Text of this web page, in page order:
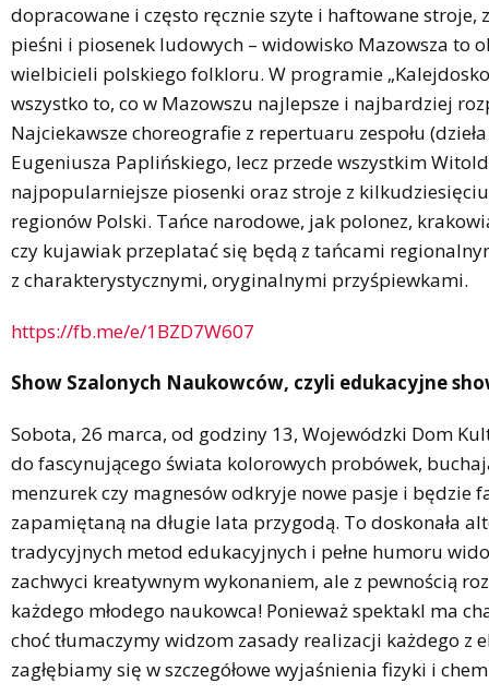
dopracowane i często ręcznie szyte i haftowane stroje,
pieśni i piosenek ludowych – widowisko Mazowsza to
wielbicieli polskiego folkloru. W programie
wszystko to, co w Mazowszu najlepsze i najbardziej
Najciekawsze choreografie z repertuaru zespołu
Eugeniusza Paplińskiego, lecz przede wszystkim
najpopularniejsze piosenki oraz stroje z
regionów Polski. Tańce narodowe, jak polonez,
czy kujawiak przeplatać się będą z tańcami
z charakterystycznymi, oryginalnymi przyśpiewkami.
https://fb.me/e/1BZD7W607
Show Szalonych Naukowców, czyli edukacyjne
Sobota, 26 marca, od godziny 13, Wojewódzki Dom
do fascynującego świata kolorowych probówek,
menzurek czy magnesów odkryje nowe pasje i będzie
zapamiętaną na długie lata przygodą. To doskonała
tradycyjnych metod edukacyjnych i pełne humoru
zachwyci kreatywnym wykonaniem, ale z pewnością
każdego młodego naukowca! Ponieważ spektakl ma
choć tłumaczymy widzom zasady realizacji każdego z
zagłębiamy się w szczegółowe wyjaśnienia fizyki i